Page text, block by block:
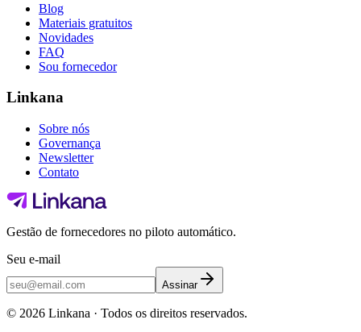
Blog
Materiais gratuitos
Novidades
FAQ
Sou fornecedor
Linkana
Sobre nós
Governança
Newsletter
Contato
Gestão de fornecedores no piloto automático.
Seu e-mail
Assinar
© 2026 Linkana · Todos os direitos reservados.